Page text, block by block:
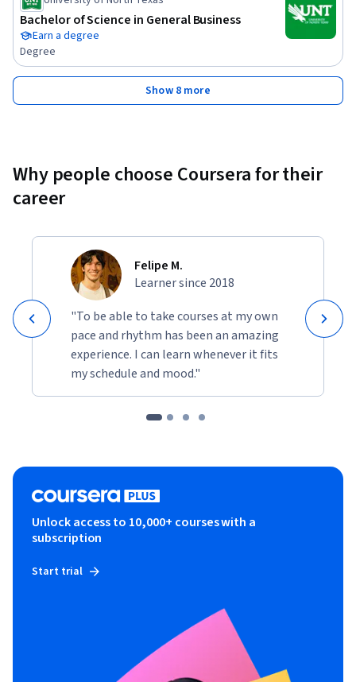
Bachelor of Science in General Business
Earn a degree
Degree
Show 8 more
Why people choose Coursera for their
career
Felipe M.
Learner since 2018
"To be able to take courses at my own
pace and rhythm has been an amazing
experience. I can learn whenever it fits
my schedule and mood."
Unlock access to 10,000+ courses with a
subscription
Start trial